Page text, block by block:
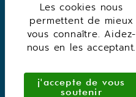
Les cookies nous
permettent de mieux
vous connaître. Aidez-
nous en les acceptant.
j'accepte de vous
soutenir